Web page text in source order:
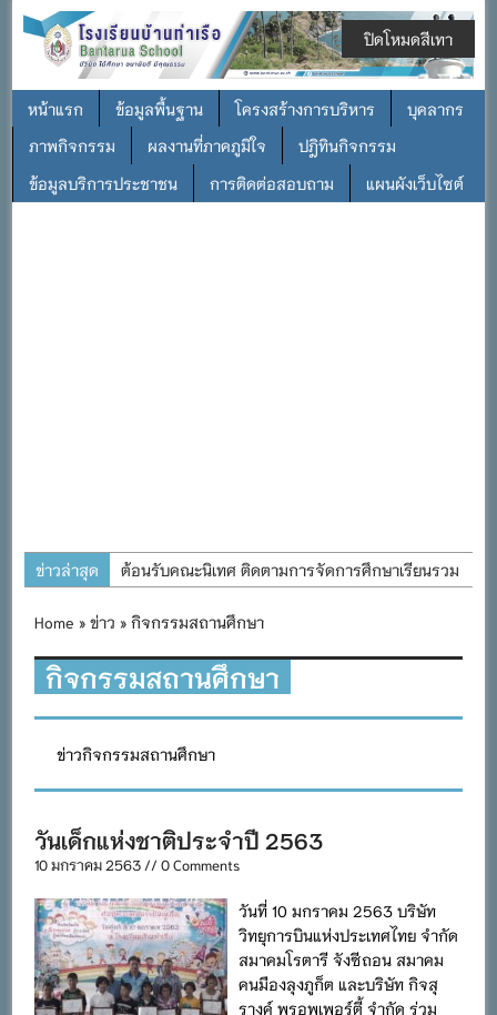
หน้าแรก ข้อมูลพื้นฐาน โครงสร้างการบริหาร
บุคลากร
ภาพกิจกรรม
ผลงานที่ภาคภูมิใจ
ปฎิทินกิจกรรม
ข้อมูลบริการประชาชน
การติดต่อสอบถาม แผนผังเว็บไซต์
ข่าวล่าสุด
ต้อนรับคณะนิเทศ ติดตามการจัดการศึกษาเรียนรวม
การอบรมการจัดทำแผนพัฒนาการจัดการศึกษาและ
แผนปฏิบัติการประจำปีของโรงเรียนในสังกัด
สำนักงานเขตพื้นที่การศึกษาประถมศึกษาภูเก็ต
เทียนถวายพระพรชัยมงคล เนื่องในโอกาสวันเฉลิม
พระชนมพรรษา พระบาทสมเด็จพระเจ้าอยู่หัว ๒๘
กิจกรรมถวายเทียนพรรษา สืบสานพระพุทธศาสนา
กิจกรรม SAFETY FOR KIDS เสริมสร้างวินัยและ
ความปลอดภัยในการใช้รถใช้ถนน
Home »ข่าว » กิจกรรมสถานศึกษา
กิจกรรมสถานศึกษา
ข่าวกิจกรรมสถานศึกษา
วันเด็กแห่งชาติประจำปี 2563
10 มกราคม 2563 // 0 Comments
วันที่ 10 มกราคม 2563 บริษัท
วิทยุการบินแห่งประเทศไทย จำกัด
สมาคมโรตารี จังซีถอน สมาคม
คนมืองลุงภูก็ต และบริษัท กิจสุ
รางค์ พรอพเพอร์ตี้ จำกัด ร่วม
ปิดโหมดสีเทา